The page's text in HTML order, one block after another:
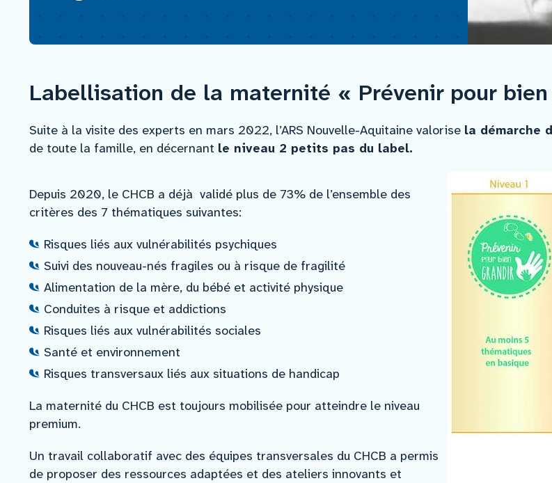
icance –
Nous rejoindre
Vous former
Venir au CHCB
Faire un don
Labellisation de la maternité « Prévenir pour
Suite à la visite des experts en mars 2022, l’ARS Nouvelle-Aquitaine valorise la démarche
de toute la famille, en décernant le niveau 2 petits pas du label.
Depuis 2020, le CHCB a déjà validé plus de 73% de l’ensemble des
critères des 7 thématiques suivantes:
Risques liés aux vulnérabilités psychiques
Suivi des nouveau-nés fragiles ou à risque de fragilité
Alimentation de la mère, du bébé et activité physique
Conduites à risque et addictions
Risques liés aux vulnérabilités sociales
Santé et environnement
Risques transversaux liés aux situations de handicap
La maternité du CHCB est toujours mobilisée pour atteindre le niveau
premium.
Un travail collaboratif avec des équipes transversales du CHCB a permis
de proposer des ressources adaptées et des ateliers innovants et